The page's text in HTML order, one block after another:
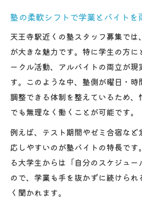
塾の柔軟シフトで学業とバイトを
天王寺駅近くの塾スタッフ募集で
が大きな魅力です。特に学生の方に
ークル活動、アルバイトの両立が現
す。このような中、塾側が曜日・時
調整できる体制を整えているため、
でも無理なく働くことが可能です。
例えば、テスト期間やゼミ合宿な
応しやすいのが塾バイトの特長です
る大学生からは「自分のスケジュ
ので、学業も手を抜かずに続けられ
く聞かれます。